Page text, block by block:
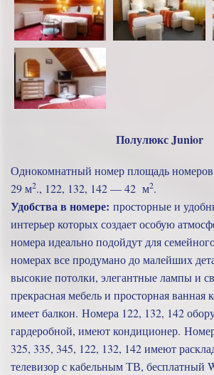
Полулюкс Junior
Однокомнатный номер площадь
29 м2., 122, 132, 142 — 42 м2.
Удобства в номере: просторные и
интерьер которых создает особую
номера идеально подойдут для
номерах все продумано до малейших
высокие потолки, элегантные лампы и
прекрасная мебель и просторная ванная
имеет балкон. Номера 122, 132, 142
гардеробной, имеют кондиционер.
325, 335, 345, 122, 132, 142 имеют
телевизор с кабельным ТВ, бесплатный